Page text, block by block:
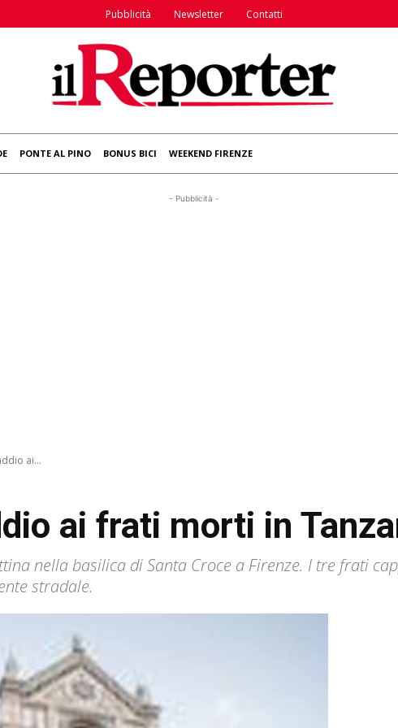
Pubblicità Newsletter Contatti
PONTE AL PINO BONUS BICI WEEKEND FIRENZE
- Pubblicità -
ai...
ai frati morti in
nella basilica di Santa Croce a Firenze. I tre frati
stradale.